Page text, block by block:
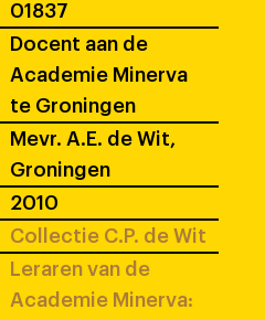
01837
Docent aan de
Academie Minerva
te Groningen
Mevr. A.E. de Wit,
Groningen
2010
Collectie C.P. de Wit
Leraren van de
Academie Minerva: